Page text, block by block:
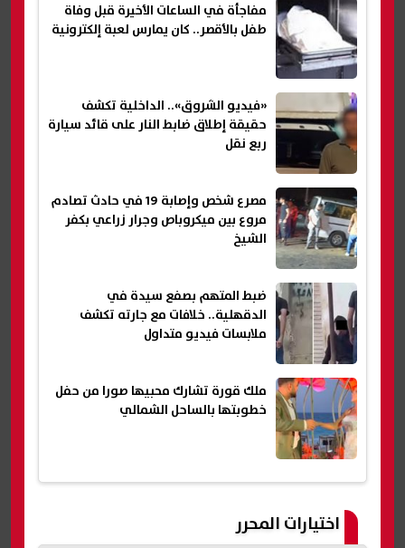
مفاجأة في الساعات الأخيرة قبل وفاة
طفل بالأقصر.. كان يمارس لعبة إلكترونية
«فيديو الشروق».. الداخلية تكشف
حقيقة إطلاق ضابط النار على قائد سيارة
ربع نقل
مصرع شخص وإصابة 19 في حادث تصادم
مروع بين ميكروباص وجرار زراعي بكفر
الشيخ
ضبط المتهم بصفع سيدة في
الدقهلية.. خلافات مع جارته تكشف
ملابسات فيديو متداول
ملك قورة تشارك محبيها صورا من حفل
خطوبتها بالساحل الشمالي
اختيارات المحرر